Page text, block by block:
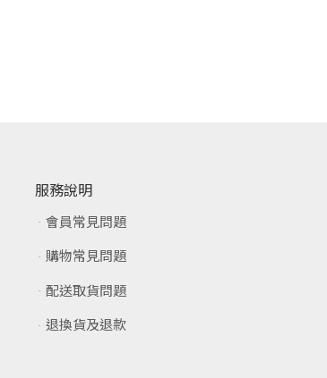
服務說明
會員常見問題
購物常見問題
配送取貨問題
退換貨及退款